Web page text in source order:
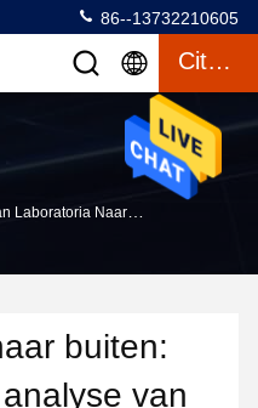
86--13732210605
Citaat
Analyse Van Alle Toepassingen Van EL-Detectoren
buiten:
van